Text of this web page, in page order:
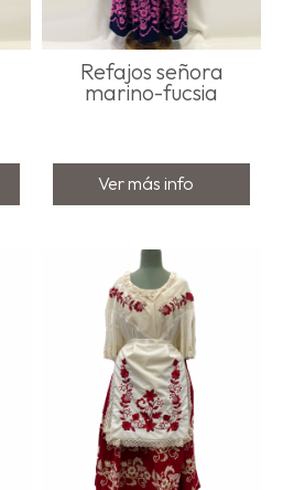
Refajos señora
marino-fucsia
Ver más info